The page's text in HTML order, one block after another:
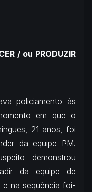
/ ou PRODUZIR
policiamento às
em que o
21 anos, foi
da equipe PM.
demonstrou
da equipe de
e na sequência foi-